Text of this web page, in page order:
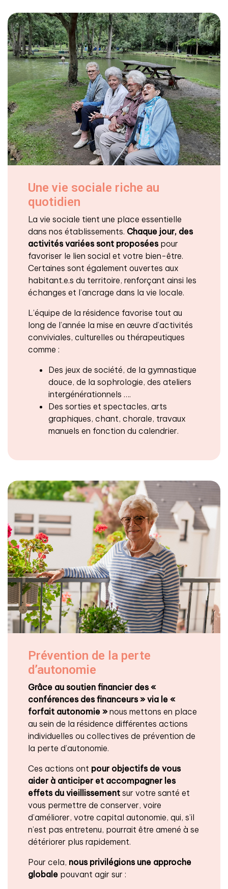
Une vie sociale riche au
quotidien
La vie sociale tient une place essentielle
dans nos établissements. Chaque jour, des
activités variées sont proposéespour
favoriser le lien social et votre bien-être.
Certaines sont également ouvertes aux
habitant.e.s du territoire, renforçant ainsi les
échanges et l’ancrage dans la vie locale.
L’équipe de la résidence favorise tout au
long de l’année la mise en œuvre d’activités
conviviales, culturelles ou thérapeutiques
comme :
Des jeux de société, de la gymnastique
douce, de la sophrologie, des ateliers
intergénérationnels ….
Des sorties et spectacles, arts
graphiques, chant, chorale, travaux
manuels en fonction du calendrier.
Prévention de la perte
d’autonomie
Grâce au soutien financier des «
conférences des financeurs » via le «
forfait autonomie »nous mettons en place
au sein de la résidence différentes actions
individuelles ou collectives de prévention de
la perte d’autonomie.
Ces actions ont pour objectifs de vous
aider à anticiper et accompagner les
effets du vieillissement sur votre santé et
vous permettre de conserver, voire
d’améliorer, votre capital autonomie, qui, s’il
n’est pas entretenu, pourrait être amené à se
détériorer plus rapidement.
Pour cela, nous privilégions une approche
globale pouvant agir sur :